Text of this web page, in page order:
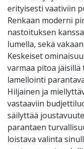
erityisesti vaativiin
Renkaan moderni
nastoituksen
lumella, sekä
Keskeiset
varmaa pitoa
lamellointi
Hiljainen ja
vastaaviin
säilyttää
parantaen
loistava valinta